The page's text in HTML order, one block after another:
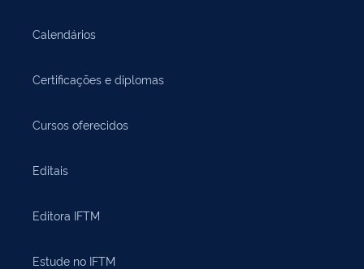
Calendários
Certificações e diplomas
Cursos oferecidos
Editais
Editora IFTM
Estude no IFTM